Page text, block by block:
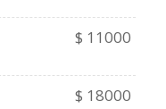
$ 11000
$ 18000